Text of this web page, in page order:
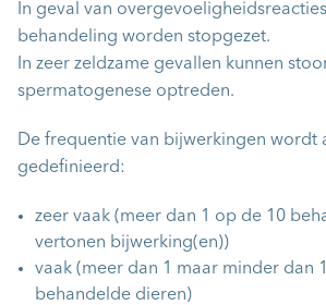
In geval van
behandeling worden stopgezet.
In zeer zeldzame gevallen kunnen
spermatogenese optreden.
De frequentie van bijwerkingen wordt
gedefinieerd:
zeer vaak (meer dan 1 op de 10
vertonen bijwerking(en))
vaak (meer dan 1 maar minder dan
behandelde dieren)